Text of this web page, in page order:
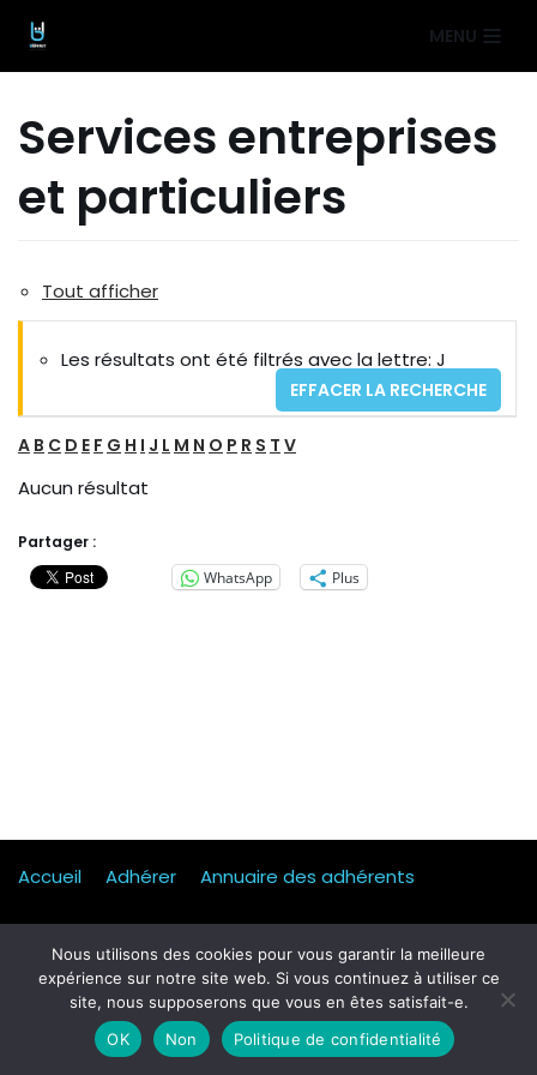
Aller
au
MENU
Services entreprises
et particuliers
Tout afficher
Les résultats ont été filtrés avec la lettre: J
EFFACER LA RECHERCHE
A B C D E F G H I J L M N O P R S T V
Aucun résultat
Partager :
WhatsApp
Plus
Accueil Adhérer Annuaire des adhérents
Actualités Presse Mentions légales Statuts
Mobilité, transport & logistique Contact
Qui sommes-nous ? Formulaire d’inscription Petit dej
Nous utilisons des cookies pour vous garantir la meilleure
expérience sur notre site web. Si vous continuez à utiliser ce
site, nous supposerons que vous en êtes satisfait-e.
OK
Non Politique de confidentialité